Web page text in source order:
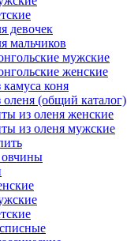
девочек
мальчиков
мужские
женские
камуса коня
оленя (общий каталог)
из оленя женские
из оленя мужские